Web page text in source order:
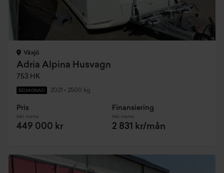
Växjö
Adria Alpina Husvagn
753 HK
BEGAGNAD 2021 • 2500 kg
Pris
Inkl. moms
449 000 kr
Finansiering
Inkl. moms
2 831 kr/mån